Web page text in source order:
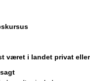
været i landet privat